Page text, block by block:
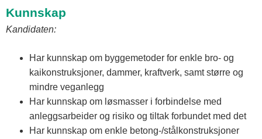
Kunnskap
Kandidaten:
Har kunnskap om byggemetoder for enkle bro- og
kaikonstruksjoner, dammer, kraftverk, samt større og
mindre veganlegg
Har kunnskap om løsmasser i forbindelse med
anleggsarbeider og risiko og tiltak forbundet med det
Har kunnskap om enkle betong-/stålkonstruksjoner